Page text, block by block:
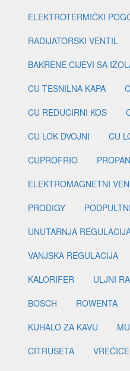
ELEKTROTERMIČKI
RADIJATORSKI VENTIL
BAKRENE CIJEVI SA
CU TESNILNA KAPA
CU REDUCIRNI KOS
CU LOK DVOJNI
CU
CUPROFRIO
PROPAN
ELEKTROMAGNETNI
PRODIGY
PODPULTNI
UNUTARNJA
VANJSKA REGULACIJA
KALORIFER
ULJNI
BOSCH
ROWENTA
KUHALO ZA KAVU
CITRUSETA